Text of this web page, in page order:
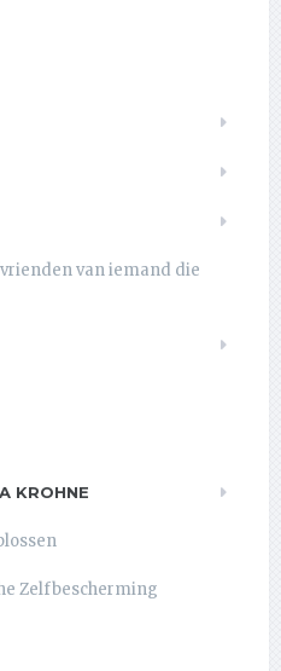
van iemand die
KROHNE
Zelfbescherming